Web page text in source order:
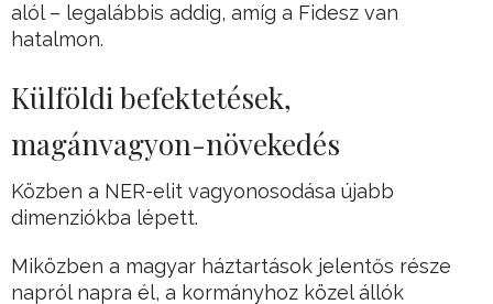
alól – legalábbis addig, amíg a Fidesz van
hatalmon.
Külföldi befektetések,
magánvagyon-növekedés
Közben a NER-elit vagyonosodása újabb
dimenziókba lépett.
Miközben a magyar háztartások jelentős része
napról napra él, a kormányhoz közel állók